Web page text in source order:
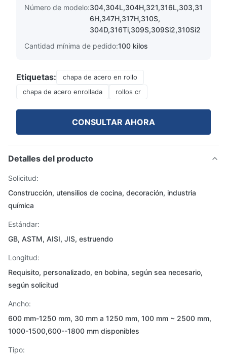
Número de modelo:304,304L,304H,321,316L,303,31
6H,347H,317H,310S,
304D,316Ti,309S,309Si2,310Si2
Cantidad mínima de pedido:100 kilos
Etiquetas:
chapa de acero en rollo
chapa de acero enrollada
rollos cr
CONSULTAR AHORA
Detalles del producto
Solicitud:
Construcción, utensilios de cocina, decoración, industria
química
Estándar:
GB, ASTM, AISI, JIS, estruendo
Longitud:
Requisito, personalizado, en bobina, según sea necesario,
según solicitud
Ancho:
600 mm-1250 mm, 30 mm a 1250 mm, 100 mm ~ 2500 mm,
1000-1500,600--1800 mm disponibles
Tipo: